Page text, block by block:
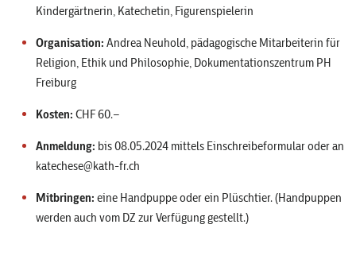
Kindergärtnerin, Katechetin, Figurenspielerin
Organisation: Andrea Neuhold, pädagogische Mitarbeiterin für
Religion, Ethik und Philosophie, Dokumentationszentrum PH
Freiburg
Kosten: CHF 60.–
Anmeldung: bis 08.05.2024 mittels Einschreibeformular oder an
katechese@kath-fr.ch
Mitbringen: eine Handpuppe oder ein Plüschtier. (Handpuppen
werden auch vom DZ zur Verfügung gestellt.)